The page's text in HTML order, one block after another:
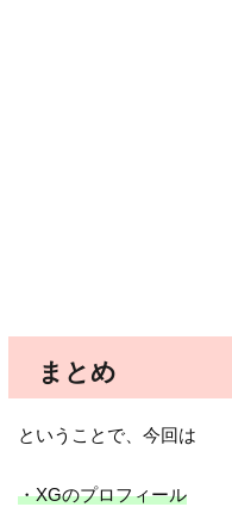
まとめ
ということで、今回は
・XGのプロフィール